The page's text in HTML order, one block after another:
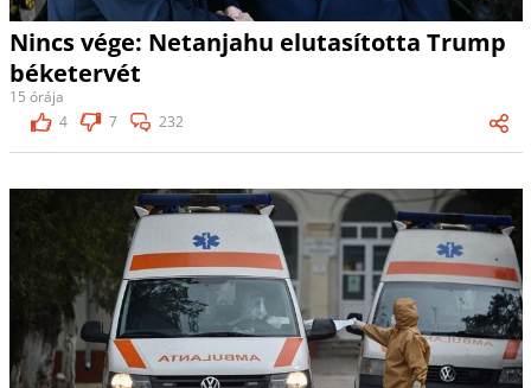
Nincs vége: Netanjahu elutasította Trump
béketervét
15 órája
4
7 232